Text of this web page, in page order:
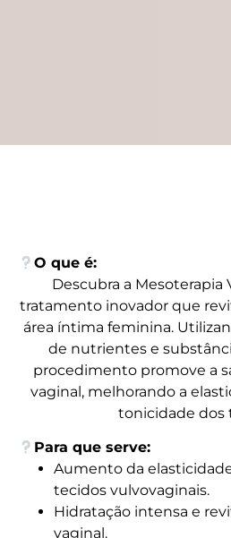
O que é:
Descubra a Mesoterapia
tratamento inovador que
área íntima feminina.
de nutrientes e
procedimento promove a
vaginal, melhorando a
tonicidade dos
Para que serve:
Aumento da
tecidos vulvovaginais.
Hidratação intensa e
vaginal.